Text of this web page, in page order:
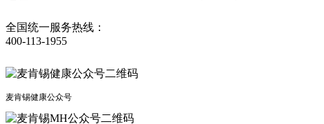
全国统一服务热线：
400-113-1955
麦肯锡健康公众号